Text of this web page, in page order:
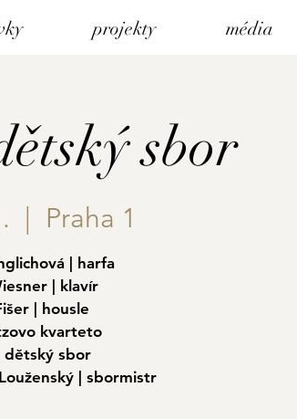
projekty média
sbor
Praha 1
| harfa
| klavír
| housle
kvarteto
dětský sbor
| sbormistr